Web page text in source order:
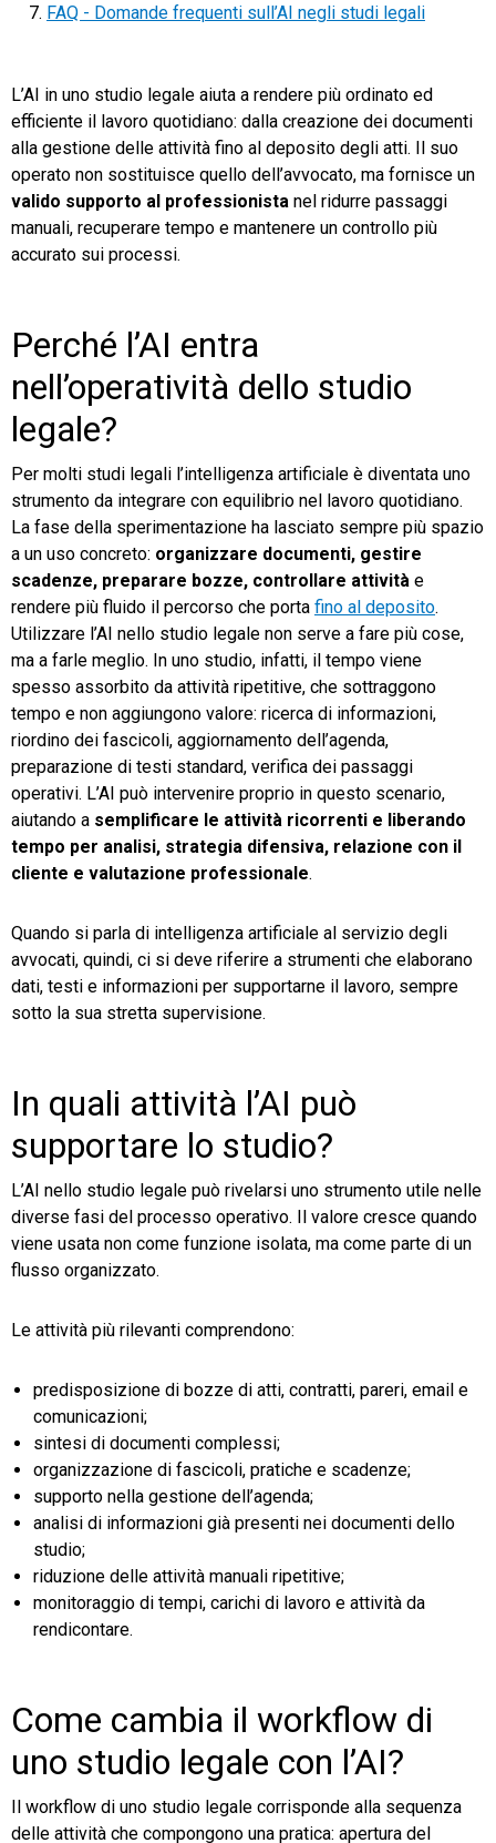
FAQ - Domande frequenti sull’AI negli studi legali
L’AI in uno studio legale aiuta a rendere più ordinato ed
efficiente il lavoro quotidiano: dalla creazione dei documenti
alla gestione delle attività fino al deposito degli atti. Il suo
operato non sostituisce quello dell’avvocato, ma fornisce un
valido supporto al professionista nel ridurre passaggi
manuali, recuperare tempo e mantenere un controllo più
accurato sui processi.
Perché l’AI entra
nell’operatività dello studio
legale?
Per molti studi legali l’intelligenza artificiale è diventata uno
strumento da integrare con equilibrio nel lavoro quotidiano.
La fase della sperimentazione ha lasciato sempre più spazio
a un uso concreto: organizzare documenti, gestire
scadenze, preparare bozze, controllare attività e
rendere più fluido il percorso che porta fino al deposito.
Utilizzare l’AI nello studio legale non serve a fare più cose,
ma a farle meglio. In uno studio, infatti, il tempo viene
spesso assorbito da attività ripetitive, che sottraggono
tempo e non aggiungono valore: ricerca di informazioni,
riordino dei fascicoli, aggiornamento dell’agenda,
preparazione di testi standard, verifica dei passaggi
operativi. L’AI può intervenire proprio in questo scenario,
aiutando a semplificare le attività ricorrenti e liberando
tempo per analisi, strategia difensiva, relazione con il
cliente e valutazione professionale.
Quando si parla di intelligenza artificiale al servizio degli
avvocati, quindi, ci si deve riferire a strumenti che elaborano
dati, testi e informazioni per supportarne il lavoro, sempre
sotto la sua stretta supervisione.
In quali attività l’AI può
supportare lo studio?
L’AI nello studio legale può rivelarsi uno strumento utile nelle
diverse fasi del processo operativo. Il valore cresce quando
viene usata non come funzione isolata, ma come parte di un
flusso organizzato.
Le attività più rilevanti comprendono:
predisposizione di bozze di atti, contratti, pareri, email e
comunicazioni;
sintesi di documenti complessi;
organizzazione di fascicoli, pratiche e scadenze;
supporto nella gestione dell’agenda;
analisi di informazioni già presenti nei documenti dello
studio;
riduzione delle attività manuali ripetitive;
monitoraggio di tempi, carichi di lavoro e attività da
rendicontare.
Come cambia il workflow di
uno studio legale con l’AI?
Il workflow di uno studio legale corrisponde alla sequenza
delle attività che compongono una pratica: apertura del